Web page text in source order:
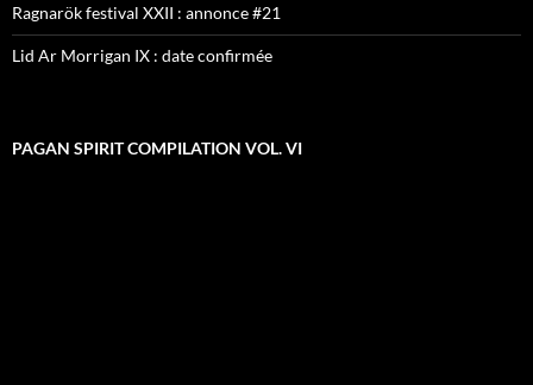
Ragnarök festival XXII : annonce #21
Lid Ar Morrigan IX : date confirmée
PAGAN SPIRIT COMPILATION VOL. VI